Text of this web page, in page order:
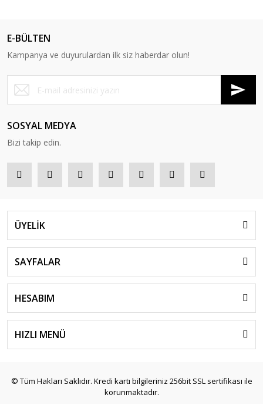
E-BÜLTEN
Kampanya ve duyurulardan ilk siz haberdar olun!
SOSYAL MEDYA
Bizi takip edin.
ÜYELİK
SAYFALAR
HESABIM
HIZLI MENÜ
© Tüm Hakları Saklıdır. Kredi kartı bilgileriniz 256bit SSL sertifikası ile
korunmaktadır.